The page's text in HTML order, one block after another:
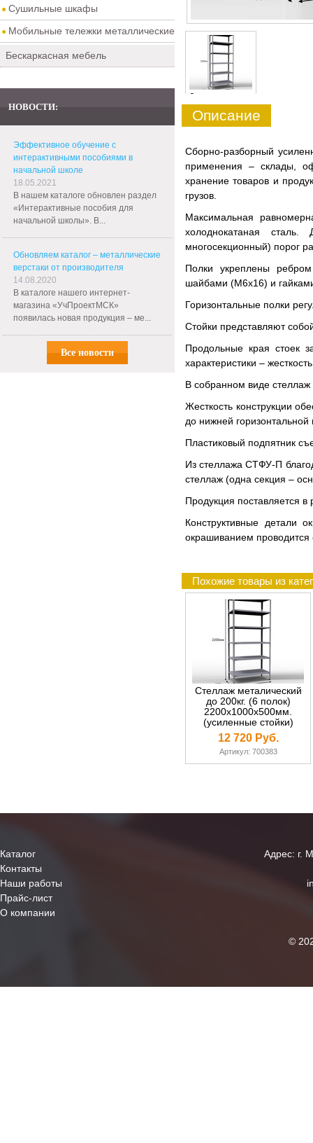
Сушильные шкафы
Мобильные тележки металлические
Бескаркасная мебель
НОВОСТИ:
Эффективное обучение с
интерактивными пособиями в
начальной школе
18.05.2021
В нашем каталоге обновлен раздел
«Интерактивные пособия для
начальной школы». В...
Обновляем каталог – металлические
верстаки от производителя
14.08.2020
В каталоге нашего интернет-
магазина «УчПроектМСК»
появилась новая продукция – ме...
Все новости
0
Описание
Сборно-разборный
применения – склады,
хранение товаров и
грузов.
Максимальная
холоднокатаная
многосекционный) порог
Полки укреплены
шайбами (М6х16) и
Горизонтальные полки
Стойки представляют
Продольные края стоек
характеристики –
В собранном виде стеллаж
Жесткость конструкции
до нижней
Пластиковый подпятник
Из стеллажа СТФУ-П
стеллаж (одна секция –
Продукция поставляется в
Конструктивные детали
окрашиванием проводится
Похожие товары из
Стеллаж металический
до 200кг. (6 полок)
2200х1000х500мм.
(усиленные стойки)
12 720 Руб.
Артикул: 700383
Каталог
Контакты
Наши работы
Прайс-лист
О компании
Адрес: г.
©